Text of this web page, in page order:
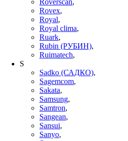
Rovex,
Royal,
Royal clima,
Ruark,
Rubin (РУБИН),
Ruimatech,
S
Sadko (САДКО),
Sagemcom,
Sakata,
Samsung,
Samtron,
Sangean,
Sansui,
Sanyo,